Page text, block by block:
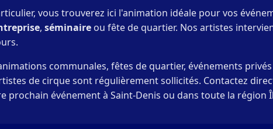
vous trouverez ici l'animation idéale pour vos
,séminaire ou fête de quartier. Nos artistes
communales, fêtes de quartier, événements
de cirque sont régulièrement sollicités. Contactez
prochain événement à Saint-Denis ou dans toute la région